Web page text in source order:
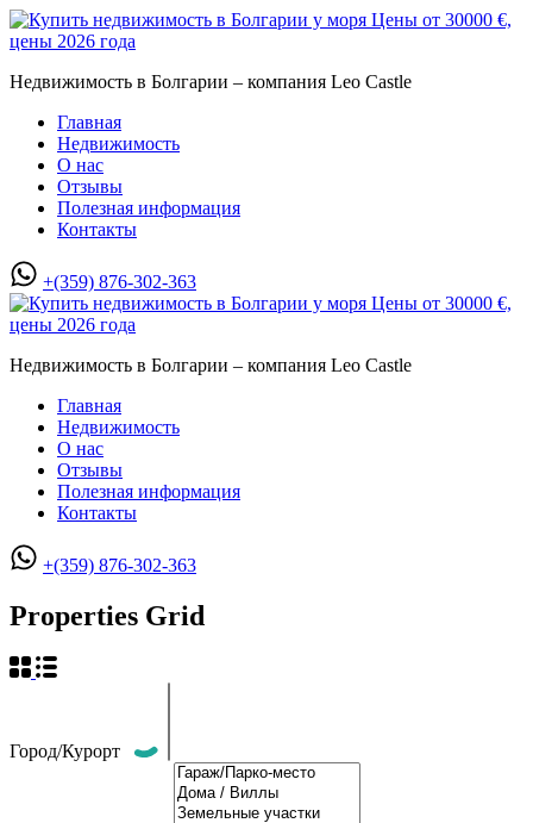
Недвижимость в Болгарии – компания Leo Castle
Главная
Недвижимость
О нас
Отзывы
Полезная информация
Контакты
+(359) 876-302-363
Недвижимость в Болгарии – компания Leo Castle
Главная
Недвижимость
О нас
Отзывы
Полезная информация
Контакты
+(359) 876-302-363
Properties Grid
Город/Курорт